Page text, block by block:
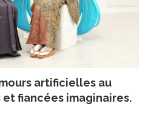
artificielles au
fiancées imaginaires.